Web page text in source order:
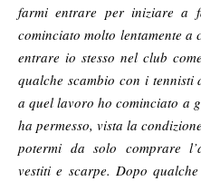
farmi entrare per iniziare a
cominciato molto lentamente
entrare io stesso nel club
qualche scambio con i
a quel lavoro ho cominciato a
ha permesso, vista la
potermi da solo comprare
vestiti e scarpe. Dopo